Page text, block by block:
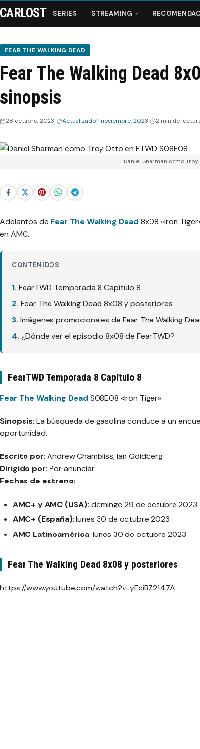
Series
Streaming
Webisodios
CARLOST SERIES STREAMING
FEAR THE WALKING DEAD
Fear The Walking Dead
sinopsis
28 octubre, 2023 Actualizado11 noviembre, 2023 2 min de
Daniel Sharman como
Adelantos de Fear The Walking Dead 8x08 «Iron
en AMC.
CONTENIDOS
FearTWD Temporada 8 Capítulo 8
Fear The Walking Dead 8x08 y posteriores
Imágenes promocionales de Fear The Walking
¿Dónde ver el episodio 8x08 de FearTWD?
FearTWD Temporada 8 Capítulo 8
Fear The Walking Dead S08E08 «Iron Tiger»
Sinopsis: La búsqueda de gasolina conduce a un
oportunidad.
Escrito por: Andrew Chambliss, Ian Goldberg
Dirigido por: Por anunciar
Fechas de estreno:
AMC+ y AMC (USA): domingo 29 de octubre 2023
AMC+ (España): lunes 30 de octubre 2023
AMC Latinoamérica: lunes 30 de octubre 2023
Fear The Walking Dead 8x08 y posteriores
https://www.youtube.com/watch?v=yFciBZ2147A